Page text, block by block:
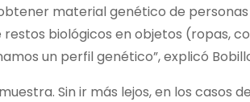
material genético de
restos biológicos en objetos (ropas,
un perfil genético”, explicó
Sin ir más lejos, en los casos